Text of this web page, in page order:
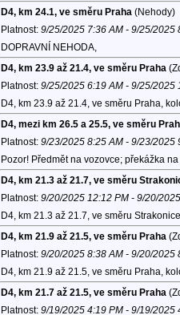
D4, km 24.1, ve směru Praha (Nehody)
Platnost: 9/25/2025 7:36 AM - 9/25/2025
DOPRAVNÍ NEHODA,
D4, km 23.9 až 21.4, ve směru Praha
Platnost: 9/25/2025 6:19 AM - 9/25/2025
D4, km 23.9 až 21.4, ve směru Praha,
D4, mezi km 26.5 a 25.5, ve směru
Platnost: 9/23/2025 8:25 AM - 9/23/2025
Pozor! Předmět na vozovce; překážka
D4, km 21.3 až 21.7, ve směru
Platnost: 9/20/2025 12:12 PM - 9/20/
D4, km 21.3 až 21.7, ve směru
D4, km 21.9 až 21.5, ve směru Praha
Platnost: 9/20/2025 8:38 AM - 9/20/2025
D4, km 21.9 až 21.5, ve směru Praha,
D4, km 21.7 až 21.5, ve směru Praha
Platnost: 9/19/2025 4:19 PM - 9/19/2025